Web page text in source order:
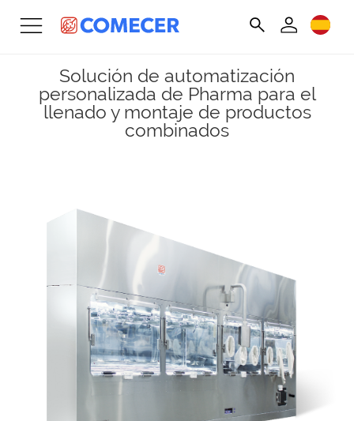
Solución de automatización
personalizada de Pharma para el
llenado y montaje de productos
combinados